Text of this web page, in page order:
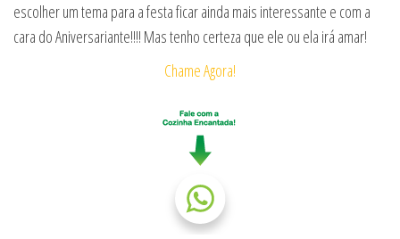
escolher um tema para a festa ficar ainda mais interessante e com a
cara do Aniversariante!!!! Mas tenho certeza que ele ou ela irá amar!
Chame Agora!